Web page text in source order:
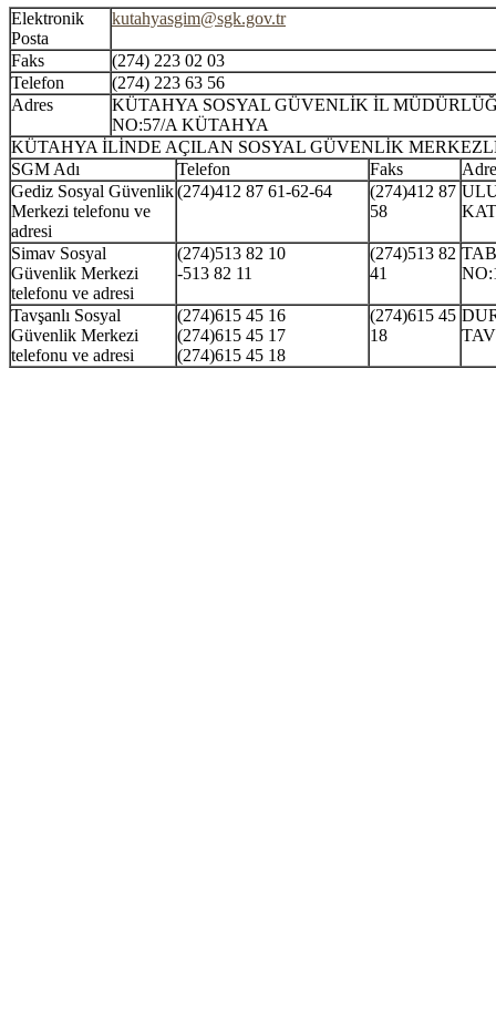
Elektronik
Posta
kutahyasgim@sgk.gov.tr
Faks
(274) 223 02 03
Telefon
(274) 223 63 56
Adres
KÜTAHYA SOSYAL GÜVENLİK İL
NO:57/A KÜTAHYA
KÜTAHYA İLİNDE AÇILAN SOSYAL GÜVENLİK
SGM Adı
Telefon Faks
Gediz Sosyal Güvenlik
Merkezi telefonu ve
adresi
(274)412 87 61-62-64
(274)412 87
58
Simav Sosyal
Güvenlik Merkezi
telefonu ve adresi
(274)513 82 10
-513 82 11
(274)513 82
41
Tavşanlı Sosyal
Güvenlik Merkezi
telefonu ve adresi
(274)615 45 16
(274)615 45 17
(274)615 45 18
(274)615 45
18